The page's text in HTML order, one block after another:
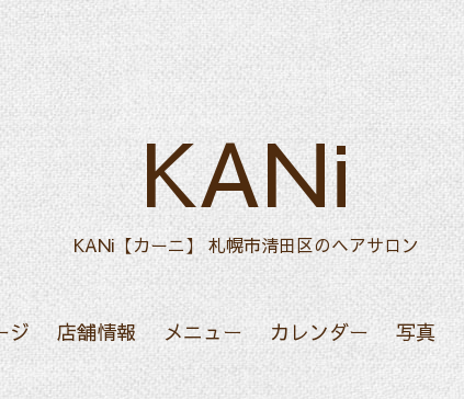
KANi
KANi【カーニ】 札幌市清田区のヘアサロン
ジ 店舗情報 メニュー カレンダー 写真